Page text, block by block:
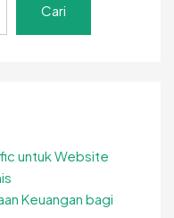
Cari
untuk Website
Keuangan bagi